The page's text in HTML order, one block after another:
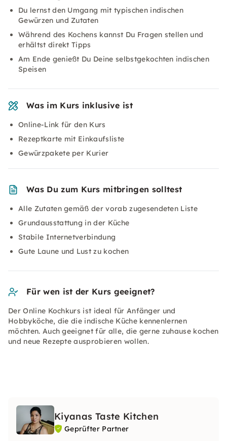
Du lernst den Umgang mit typischen indischen
Gewürzen und Zutaten
Während des Kochens kannst Du Fragen stellen und
erhältst direkt Tipps
Am Ende genießt Du Deine selbstgekochten indischen
Speisen
Was im Kurs inklusive ist
Online-Link für den Kurs
Rezeptkarte mit Einkaufsliste
Gewürzpakete per Kurier
Was Du zum Kurs mitbringen solltest
Alle Zutaten gemäß der vorab zugesendeten Liste
Grundausstattung in der Küche
Stabile Internetverbindung
Gute Laune und Lust zu kochen
Für wen ist der Kurs geeignet?
Der Online Kochkurs ist ideal für Anfänger und
Hobbyköche, die die indische Küche kennenlernen
möchten. Auch geeignet für alle, die gerne zuhause kochen
und neue Rezepte ausprobieren wollen.
Kiyanas Taste Kitchen
Geprüfter Partner